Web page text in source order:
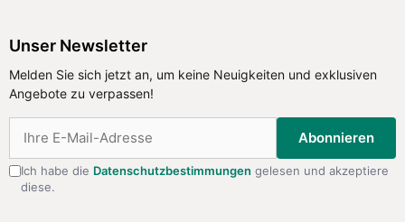
Unser Newsletter
Melden Sie sich jetzt an, um keine Neuigkeiten und exklusiven
Angebote zu verpassen!
Abonnieren
Ich habe die Datenschutzbestimmungen gelesen und akzeptiere
diese.
zu verpassen!
Abonnieren